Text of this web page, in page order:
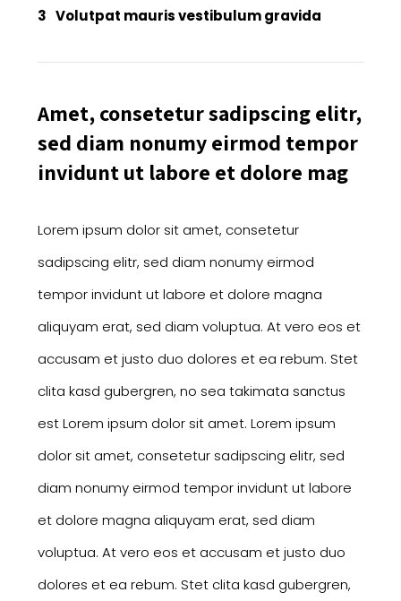
Volutpat mauris vestibulum gravida
Amet, consetetur sadipscing elitr,
sed diam nonumy eirmod tempor
invidunt ut labore et dolore mag
Lorem ipsum dolor sit amet, consetetur
sadipscing elitr, sed diam nonumy eirmod
tempor invidunt ut labore et dolore magna
aliquyam erat, sed diam voluptua. At vero eos et
accusam et justo duo dolores et ea rebum. Stet
clita kasd gubergren, no sea takimata sanctus
est Lorem ipsum dolor sit amet. Lorem ipsum
dolor sit amet, consetetur sadipscing elitr, sed
diam nonumy eirmod tempor invidunt ut labore
et dolore magna aliquyam erat, sed diam
voluptua. At vero eos et accusam et justo duo
dolores et ea rebum. Stet clita kasd gubergren,